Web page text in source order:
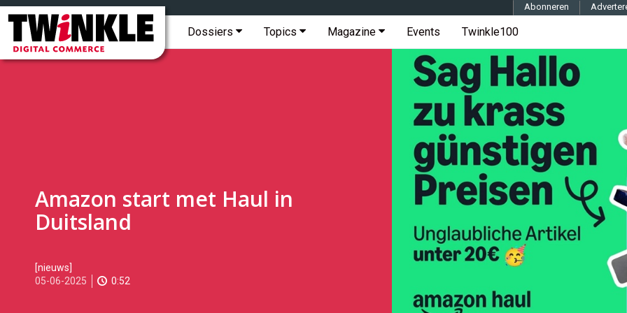
Twinkle
Digital
Commerce
Hoofdmenu
Dossiers Topics Magazine Events Twinkle100
Topmenu Abonneren
Amazon start met Haul in
Duitsland
2025-
06-
[nieuws]
05-06-2025
0:52